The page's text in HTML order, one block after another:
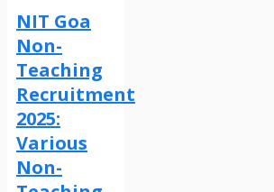
NIT Goa
Non-
Teaching
Recruitment
2025:
Various
Non-